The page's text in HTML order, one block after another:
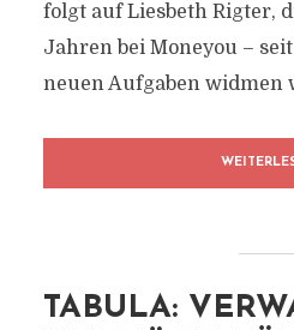
folgt auf Liesbeth Rigter,
Jahren bei Moneyou – seit
neuen Aufgaben widmen
TABULA: